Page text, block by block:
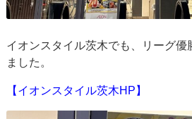
イオンスタイル茨木でも、リーグ優
ました。
【イオンスタイル茨木HP】